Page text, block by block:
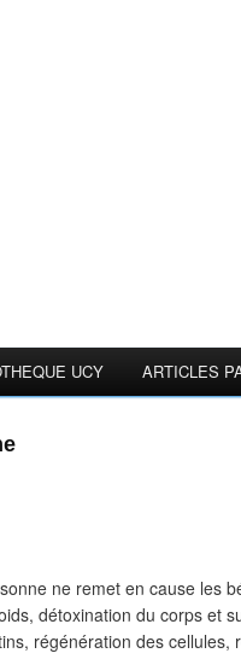
UCY ARTICLES
ne remet en cause les
détoxination du corps et
régénération des cellules,